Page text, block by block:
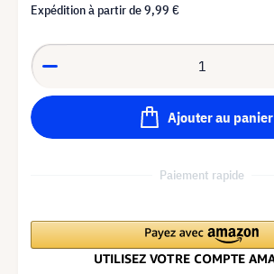
Expédition à partir de9,99 €
Ajouter au panier
Paiement rapide